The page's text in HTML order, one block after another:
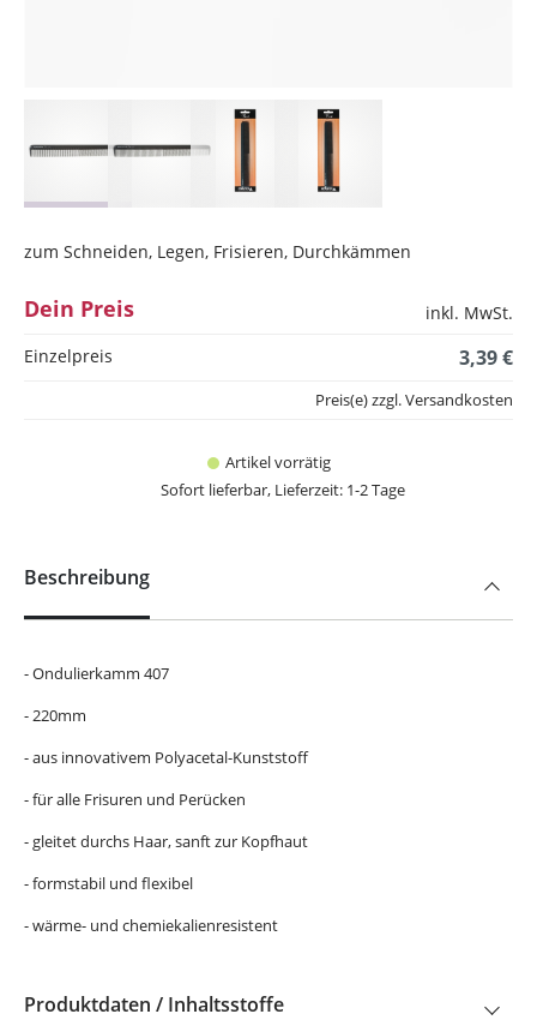
zum Schneiden, Legen, Frisieren, Durchkämmen
Dein Preis
inkl. MwSt.
Einzelpreis
3,39 €
Artikel vorrätig
Sofort lieferbar, Lieferzeit: 1-2 Tage
Preis(e) zzgl. Versandkosten
Beschreibung
- Ondulierkamm 407
- 220mm
- aus innovativem Polyacetal-Kunststoff
- für alle Frisuren und Perücken
- gleitet durchs Haar, sanft zur Kopfhaut
- formstabil und flexibel
- wärme- und chemiekalienresistent
Produktdaten / Inhaltsstoffe